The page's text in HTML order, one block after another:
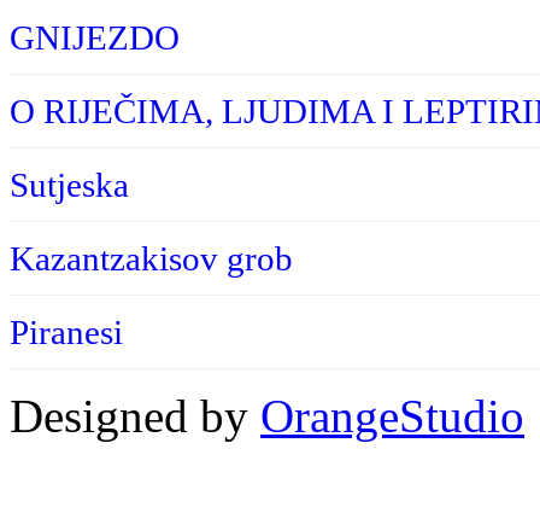
GNIJEZDO
O RIJEČIMA, LJUDIMA I
Sutjeska
Kazantzakisov grob
Piranesi
Designed by OrangeStudio